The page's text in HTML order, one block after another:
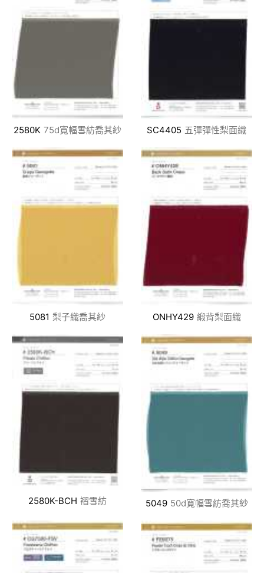
2580K 75d寬幅雪紡喬其紗 SC4405 五彈彈性梨面織
5081 梨子織喬其紗 ONHY429 緞背梨面織
2580K-BCH 褶雪紡 5049 50d寬幅雪紡喬其紗